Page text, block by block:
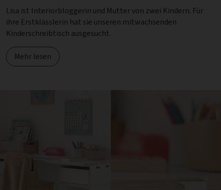
Lisa ist Interiorbloggerin und Mutter von zwei Kindern. Für
ihre Erstklässlerin hat sie unseren mitwachsenden
Kinderschreibtisch ausgesucht.
Mehr lesen